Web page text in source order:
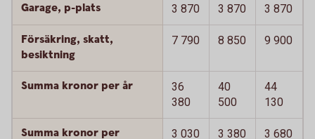
Garage, p-plats 3 870 3 870 3 870
Försäkring, skatt,
besiktning
7 790 8 850 9 900
Summa kronor per år
36
380
40
500
44
130
Summa kronor per
3 030 3 380 3 680